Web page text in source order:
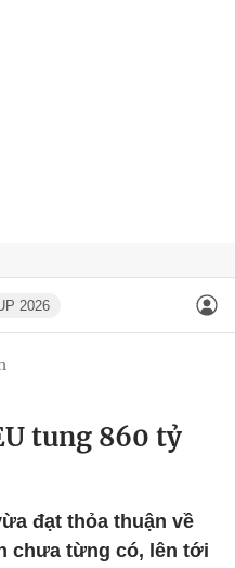
2026
tung 860 tỷ
đạt thỏa thuận về
chưa từng có, lên tới